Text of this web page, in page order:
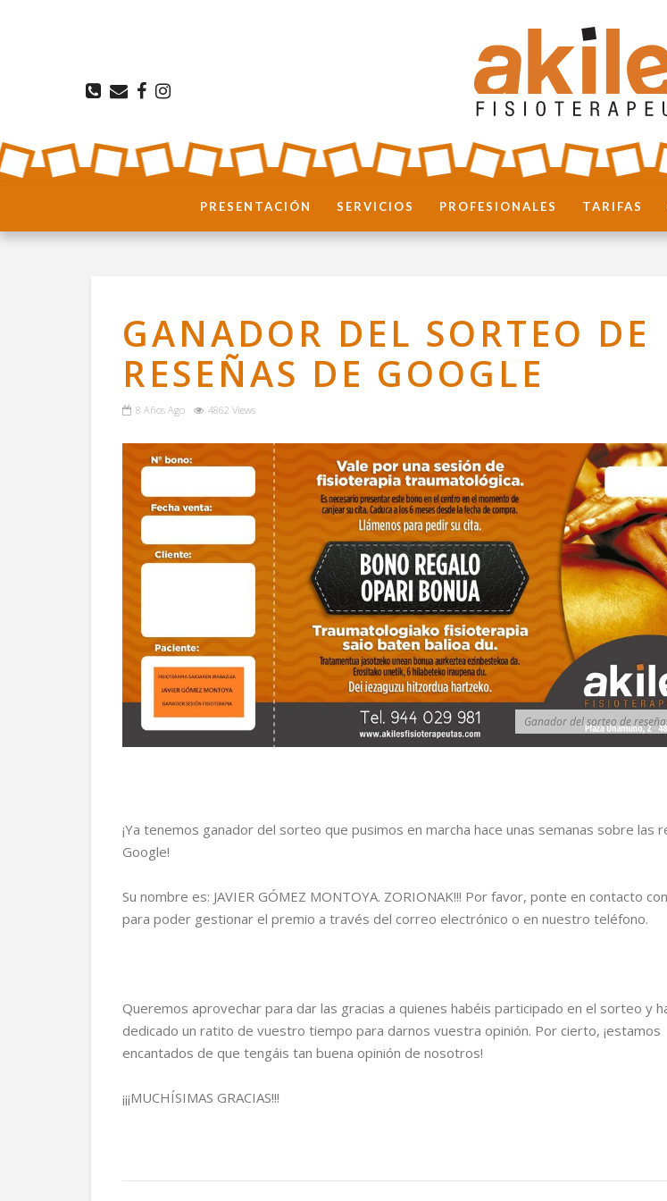
PRESENTACIÓN SERVICIOS PROFESIONALES TARIFAS
GANADOR DEL SORTEO DE
RESEÑAS DE GOOGLE
8 Años Ago 4862 Views
Ganador del sorteo de
¡Ya tenemos ganador del sorteo que pusimos en marcha hace unas semanas sobre las
Google!
Su nombre es: JAVIER GÓMEZ MONTOYA. ZORIONAK!!! Por favor, ponte en contacto
para poder gestionar el premio a través del correo electrónico o en nuestro teléfono.
Queremos aprovechar para dar las gracias a quienes habéis participado en el sorteo y
dedicado un ratito de vuestro tiempo para darnos vuestra opinión. Por cierto, ¡estamos
encantados de que tengáis tan buena opinión de nosotros!
¡¡¡MUCHÍSIMAS GRACIAS!!!